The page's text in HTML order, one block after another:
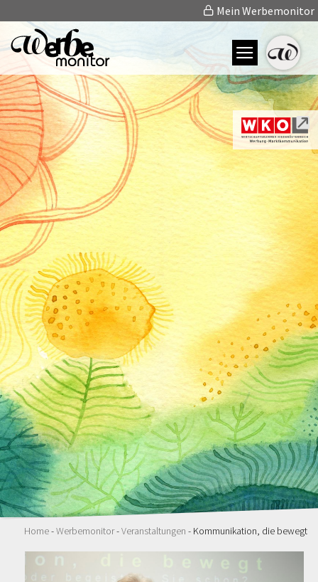
Mein Werbemonitor
Home-Werbemonitor-Veranstaltungen - Kommunikation, die bewegt